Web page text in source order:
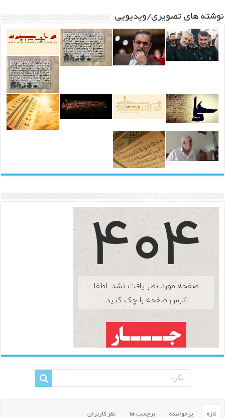
نوشته های تصویری/ویدیویی
تازه پرخواننده برچسب ها نظر کاربران